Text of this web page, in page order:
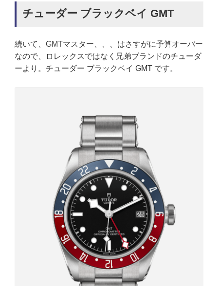
チューダー ブラックベイ GMT
続いて、GMTマスター、、、はさすがに予算オーバー
なので、ロレックスではなく兄弟ブランドのチューダ
ーより。チューダー ブラックベイ GMT です。